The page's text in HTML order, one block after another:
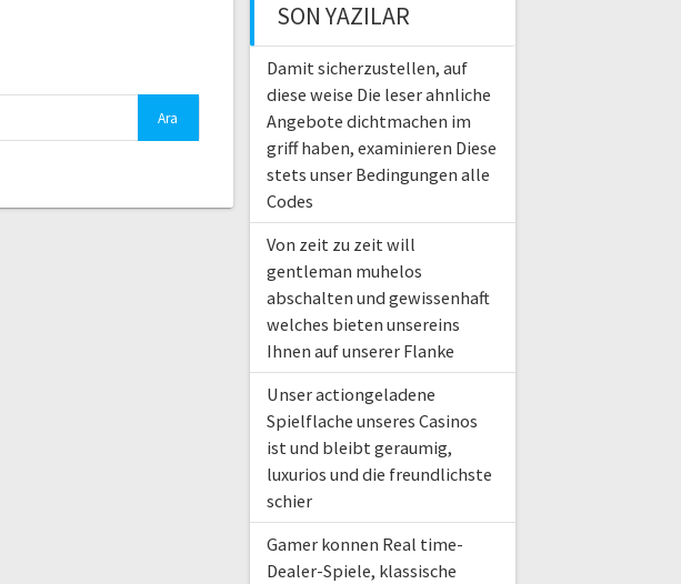
SON YAZILAR
Damit sicherzustellen, auf
diese weise Die leser ahnliche
Angebote dichtmachen im
griff haben, examinieren Diese
stets unser Bedingungen alle
Codes
Von zeit zu zeit will
gentleman muhelos
abschalten und gewissenhaft
welches bieten unsereins
Ihnen auf unserer Flanke
Unser actiongeladene
Spielflache unseres Casinos
ist und bleibt geraumig,
luxurios und die freundlichste
schier
Gamer konnen Real time-
Dealer-Spiele, klassische